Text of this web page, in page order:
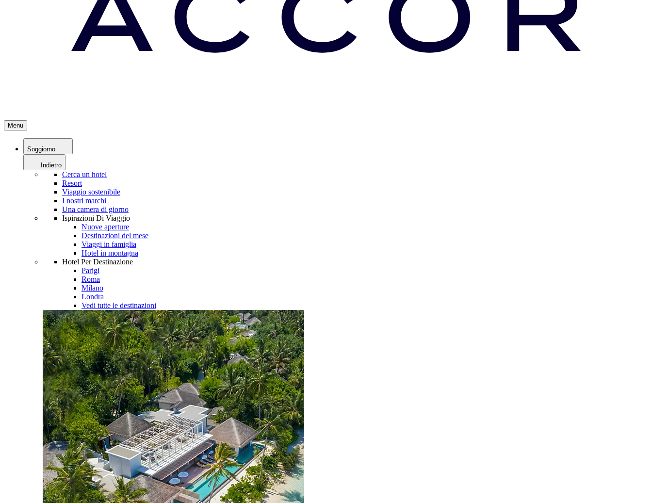
Menu
Soggiorno
Indietro
Cerca un hotel
Resort
Viaggio sostenibile
I nostri marchi
Una camera di giorno
Ispirazioni Di Viaggio
Nuove aperture
Destinazioni del mese
Viaggi in famiglia
Hotel in montagna
Hotel Per Destinazione
Parigi
Roma
Milano
Londra
Vedi tutte le destinazioni